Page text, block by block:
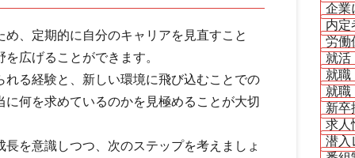
、定期的に自分のキャリアを見直すこと
広げることができます。
れる経験と、新しい環境に飛び込むことでの
何を求めているのかを見極めることが大切
を意識しつつ、次のステップを考えましょ
企業
内定
労働
就活
就職
就職
新卒
求人
潜入